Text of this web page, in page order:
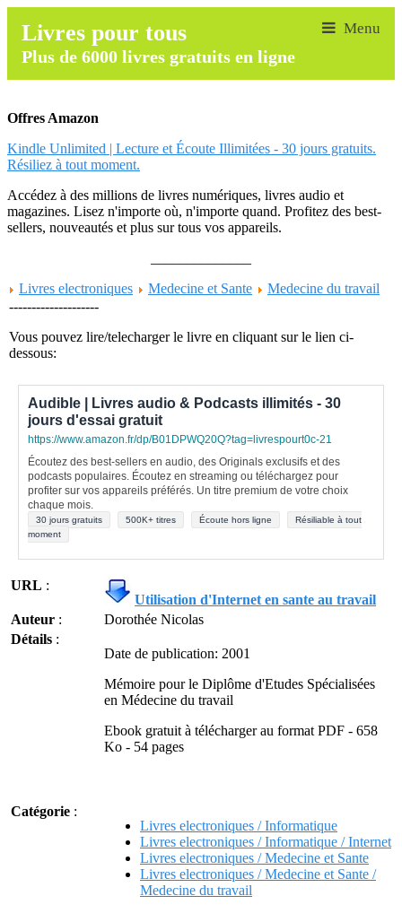
Livres pour tous
Plus de 6000 livres gratuits en ligne
Offres Amazon
Kindle Unlimited | Lecture et Écoute Illimitées - 30 jours gratuits.
Résiliez à tout moment.
Accédez à des millions de livres numériques, livres audio et
magazines. Lisez n'importe où, n'importe quand. Profitez des best-
sellers, nouveautés et plus sur tous vos appareils.
Livres electroniques
Medecine et Sante
Medecine du travail
--------------------
Vous pouvez lire/telecharger le livre en cliquant sur le lien ci-
dessous:
Audible | Livres audio & Podcasts illimités - 30
jours d'essai gratuit
https://www.amazon.fr/dp/B01DPWQ20Q?tag=livrespourt0c-21
Écoutez des best-sellers en audio, des Originals exclusifs et des
podcasts populaires. Écoutez en streaming ou téléchargez pour
profiter sur vos appareils préférés. Un titre premium de votre choix
chaque mois.
30 jours gratuits 500K+ titres Écoute hors ligne
Résiliable à tout
moment
URL :
Utilisation d'Internet en sante au travail
Auteur :
Dorothée Nicolas
Détails :
Date de publication: 2001
Mémoire pour le Diplôme d'Etudes Spécialisées
en Médecine du travail
Ebook gratuit à télécharger au format PDF - 658
Ko - 54 pages
Catégorie :
Livres electroniques / Informatique
Livres electroniques / Informatique / Internet
Livres electroniques / Medecine et Sante
Livres electroniques / Medecine et Sante /
Medecine du travail